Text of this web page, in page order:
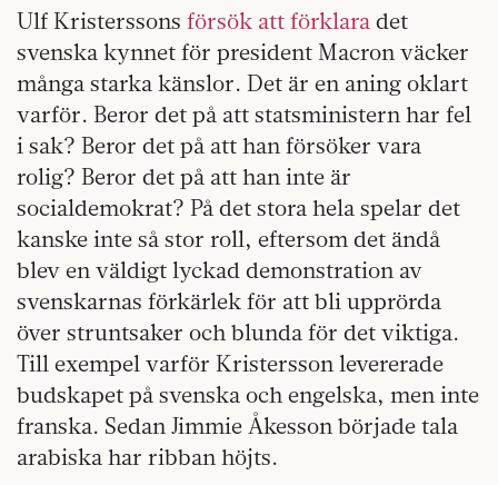
Ulf Kristerssons försök att förklara det
svenska kynnet för president Macron väcker
många starka känslor. Det är en aning oklart
varför. Beror det på att statsministern har fel
i sak? Beror det på att han försöker vara
rolig? Beror det på att han inte är
socialdemokrat? På det stora hela spelar det
kanske inte så stor roll, eftersom det ändå
blev en väldigt lyckad demonstration av
svenskarnas förkärlek för att bli upprörda
över struntsaker och blunda för det viktiga.
Till exempel varför Kristersson levererade
budskapet på svenska och engelska, men inte
franska. Sedan Jimmie Åkesson började tala
arabiska har ribban höjts.